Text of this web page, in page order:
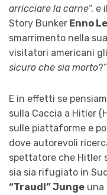
arricciare la carne“,
Story Bunker Enno
smarrimento nella
visitatori americani
sicuro che sia morto?”
E in effetti se
sulla Caccia a Hitler
sulle piattaforme e
dove autorevoli
spettatore che Hitler
sia sia rifugiato in
“Traudl” Junge una